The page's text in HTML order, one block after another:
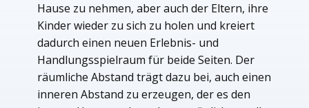
Hause zu nehmen, aber auch der Eltern, ihre
Kinder wieder zu sich zu holen und kreiert
dadurch einen neuen Erlebnis- und
Handlungsspielraum für beide Seiten. Der
räumliche Abstand trägt dazu bei, auch einen
inneren Abstand zu erzeugen, der es den